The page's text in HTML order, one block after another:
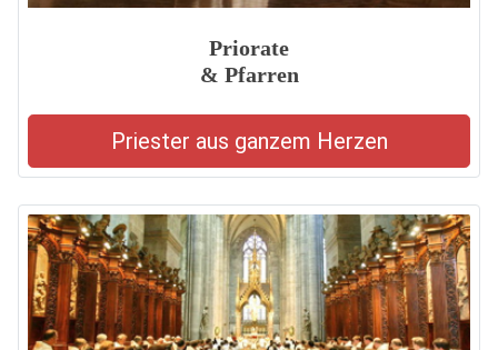
Priorate
& Pfarren
Priester aus ganzem Herzen